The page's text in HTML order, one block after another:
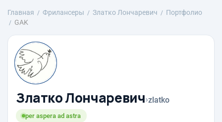
Главная Фрилансеры Златко Лончаревич
Портфолио
GAK
Златко Лончаревич›zlatko
per aspera ad astra